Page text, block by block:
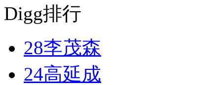
Digg排行
28李茂森
24高延成